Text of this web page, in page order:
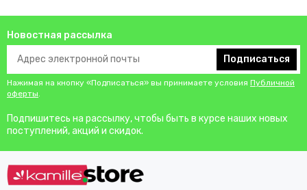
Новостная рассылка
Подписаться
Нажимая на кнопку «Подписаться» вы принимаете условия Публичной
оферты.
Подпишитесь на рассылку, чтобы быть в курсе наших новых
поступлений, акций и скидок.